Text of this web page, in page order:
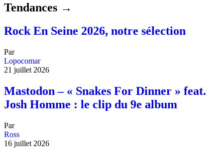
Tendances →
Rock En Seine 2026, notre sélection
Par
Lopocomar
21 juillet 2026
Mastodon – « Snakes For Dinner » feat.
Josh Homme : le clip du 9e album
Par
Ross
16 juillet 2026